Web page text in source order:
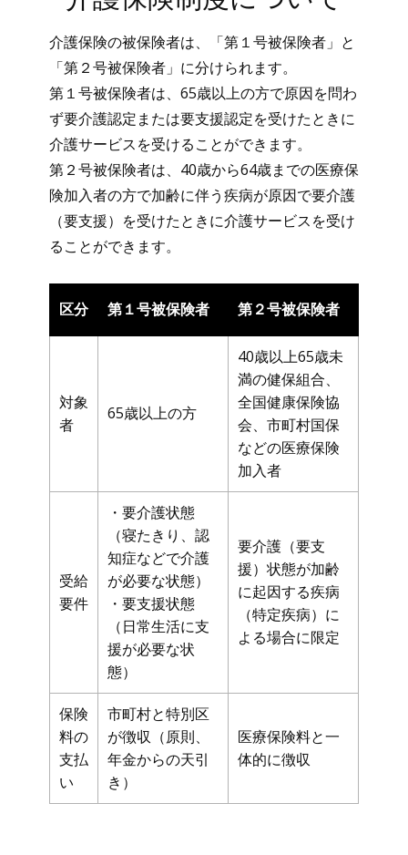
介護保険の被保険者は、「第１号被保険者」と
「第２号被保険者」に分けられます。
第１号被保険者は、65歳以上の方で原因を問わ
ず要介護認定または要支援認定を受けたときに
介護サービスを受けることができます。
第２号被保険者は、40歳から64歳までの医療保
険加入者の方で加齢に伴う疾病が原因で要介護
（要支援）を受けたときに介護サービスを受け
ることができます。
区分 第１号被保険者 第２号被保険者
対象
者
65歳以上の方
40歳以上65歳未
満の健保組合、
全国健康保険協
会、市町村国保
などの医療保険
加入者
受給
要件
・要介護状態
（寝たきり、認
知症などで介護
が必要な状態）
・要支援状態
（日常生活に支
援が必要な状
態）
要介護（要支
援）状態が加齢
に起因する疾病
（特定疾病）に
よる場合に限定
保険
料の
支払
い
市町村と特別区
が徴収（原則、
年金からの天引
き）
医療保険料と一
体的に徴収